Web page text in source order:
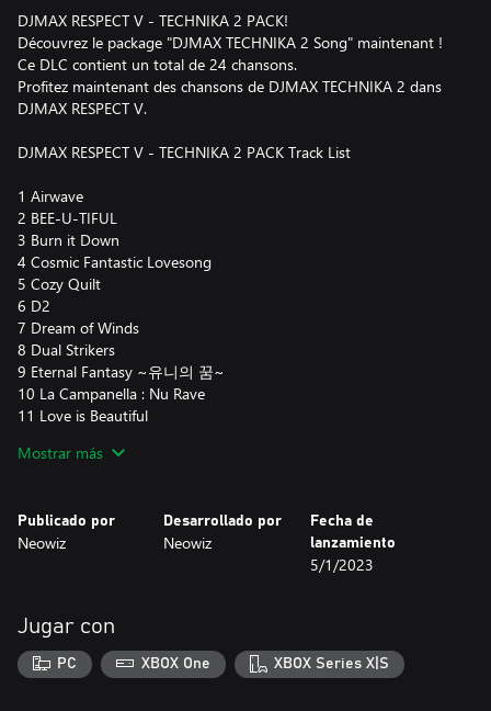
DJMAX RESPECT V - TECHNIKA 2 PACK!
Découvrez le package "DJMAX TECHNIKA 2 Song" maintenant !
Ce DLC contient un total de 24 chansons.
Profitez maintenant des chansons de DJMAX TECHNIKA 2 dans
DJMAX RESPECT V.
DJMAX RESPECT V - TECHNIKA 2 PACK Track List
1 Airwave
2 BEE-U-TIFUL
3 Burn it Down
4 Cosmic Fantastic Lovesong
5 Cozy Quilt
6 D2
7 Dream of Winds
8 Dual Strikers
9 Eternal Fantasy ~유니의 꿈~
10 La Campanella : Nu Rave
11 Love is Beautiful
13 Nova ~Mr.Funky Remix~
16 Rage Of Demon
17 Say it from your heart
21 Trip
22 XLASHER
23 Y ~Extended Mix~
Mostrar más
Publicado por
Neowiz
Desarrollado por
Neowiz
Fecha de
lanzamiento
5/1/2023
Jugar con
PC XBOX One XBOX Series X|S